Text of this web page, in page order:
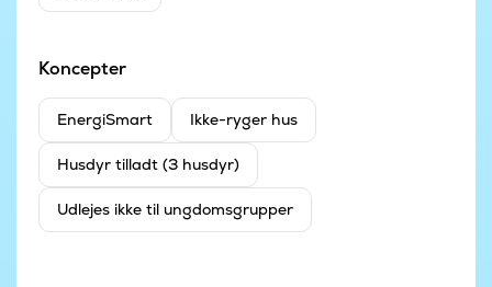
Koncepter
EnergiSmart Ikke-ryger hus
Husdyr tilladt (3 husdyr)
Udlejes ikke til ungdomsgrupper